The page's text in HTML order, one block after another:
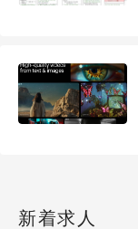
新着求人